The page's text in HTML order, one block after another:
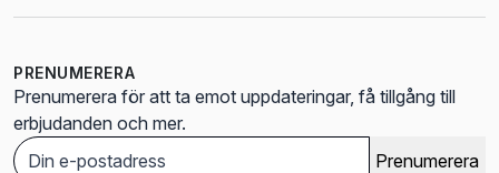
PRENUMERERA
Prenumerera för att ta emot uppdateringar, få tillgång till
erbjudanden och mer.
Prenumerera